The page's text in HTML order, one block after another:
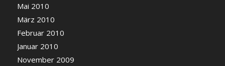
Mai 2010
März 2010
Februar 2010
Januar 2010
November 2009